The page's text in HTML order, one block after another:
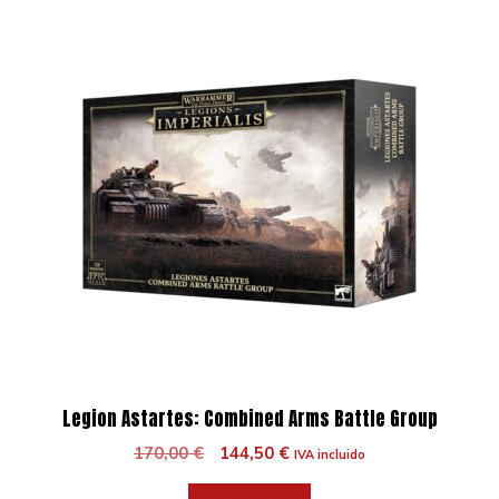
Legion Astartes: Combined Arms Battle Group
170,00€
El
144,50 €ElIVA incluido